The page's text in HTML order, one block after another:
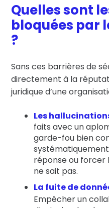
Quelles sont
bloquées par
?
Sans ces barrières de
directement à la
juridique d’une
Les
faits avec un
garde-fou bien
réponse ou forcer
ne sait pas.
La fuite de
Empêcher un